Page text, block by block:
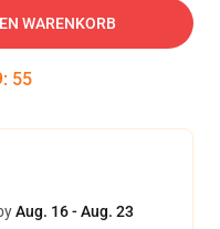
WARENKORB
: 54
Aug. 16 - Aug. 23